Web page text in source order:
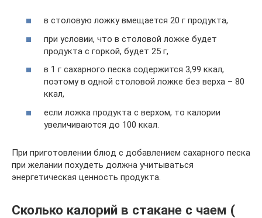
в столовую ложку вмещается 20 г продукта,
при условии, что в столовой ложке будет
продукта с горкой, будет 25 г,
в 1 г сахарного песка содержится 3,99 ккал,
поэтому в одной столовой ложке без верха – 80
ккал,
если ложка продукта с верхом, то калории
увеличиваются до 100 ккал.
При приготовлении блюд с добавлением сахарного песка
при желании похудеть должна учитываться
энергетическая ценность продукта.
Сколько калорий в стакане с чаем (